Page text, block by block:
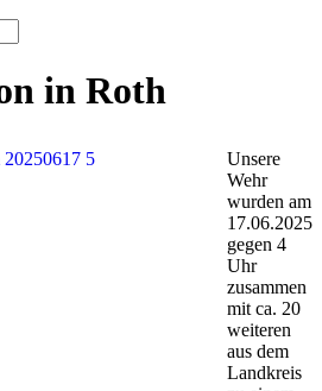
in Roth
Unsere
Wehr
wurden am
17.06.2025
gegen 4
Uhr
zusammen
mit ca. 20
weiteren
aus dem
Landkreis